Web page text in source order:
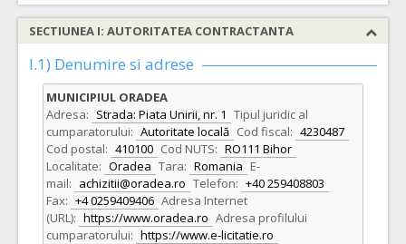
SECTIUNEA I: AUTORITATEA CONTRACTANTA
I.1) Denumire si adrese
MUNICIPIUL ORADEA
Adresa: Strada: Piata Unirii, nr. 1 Tipul juridic al
cumparatorului: Autoritate locală Cod fiscal: 4230487
Cod postal: 410100 Cod NUTS: RO111 Bihor
Localitate: Oradea Tara: Romania E-
mail: achizitii@oradea.ro Telefon: +40 259408803
Fax: +4 0259409406 Adresa Internet
(URL): https://www.oradea.ro Adresa profilului
cumparatorului: https://www.e-licitatie.ro